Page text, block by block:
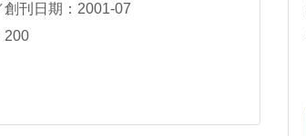
創刊日期：2001-07
200